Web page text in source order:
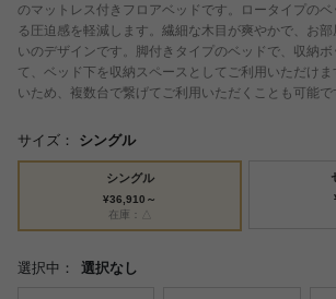
のマットレス付きフロアベッドです。ロータイプのベ
る圧迫感を軽減します。繊細な木目が爽やかで、お
いのデザインです。脚付きタイプのベッドで、収納
て、ベッド下を収納スペースとしてご利用いただけ
いため、複数台で繋げてご利用いただくことも可能で
サイズ： シングル
シングル
¥36,910～
在庫：△
選択中： 選択なし